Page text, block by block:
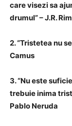
care visezi sa
drumul” – J.R. Rim
2. “Tristetea nu
Camus
3. “Nu este
trebuie inima
Pablo Neruda